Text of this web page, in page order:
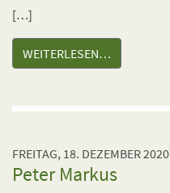
[…]
WEITERLESEN…
FREITAG, 18. DEZEMBER 2020
Peter Markus